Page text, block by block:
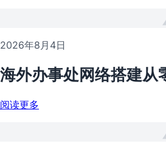
2026年8月4日
海外办事处网络搭建从
阅读更多